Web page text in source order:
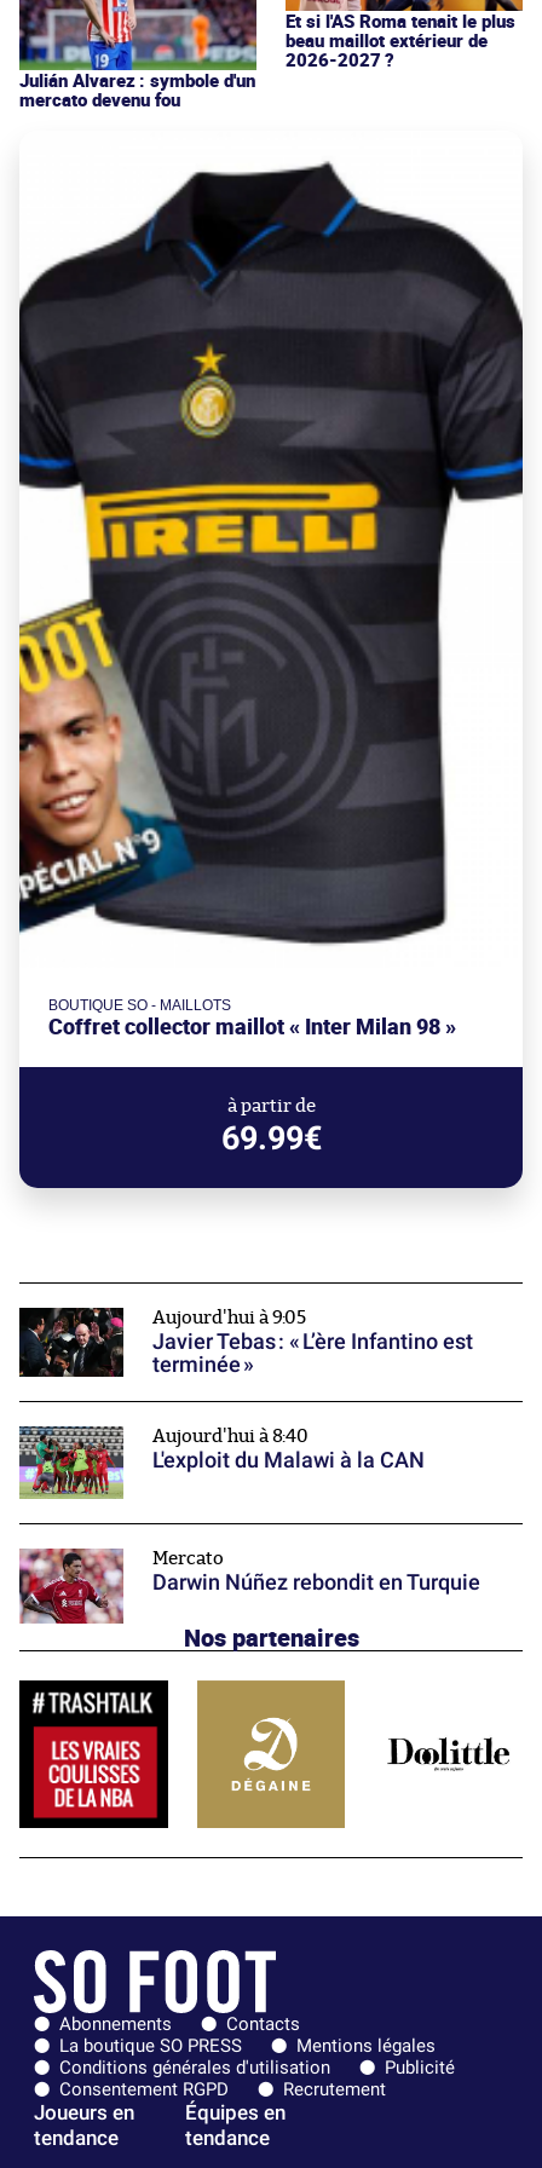
Julián Alvarez : symbole d'un
mercato devenu fou
Et si l'AS Roma tenait le plus
beau maillot extérieur de
2026-2027 ?
BOUTIQUE SO - MAILLOTS
Coffret collector maillot « Inter Milan 98 »
à partir de
69.99€
Aujourd'hui à 9:05
Javier Tebas : « L’ère Infantino est
terminée »
Aujourd'hui à 8:40
L'exploit du Malawi à la CAN
Mercato
Darwin Núñez rebondit en Turquie
Nos partenaires
Abonnements
Contacts
La boutique SO PRESS
Mentions légales
Conditions générales d'utilisation
Publicité
Consentement RGPD
Recrutement
Joueurs en
tendance
Équipes en
tendance